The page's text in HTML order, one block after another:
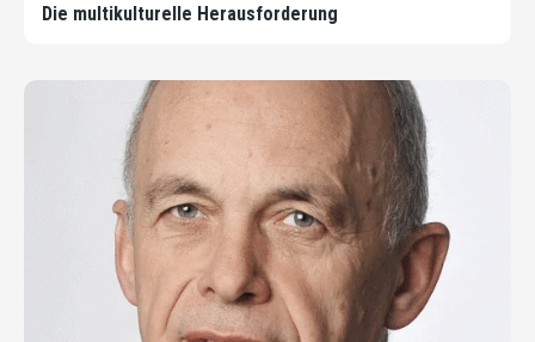
Die multikulturelle Herausforderung